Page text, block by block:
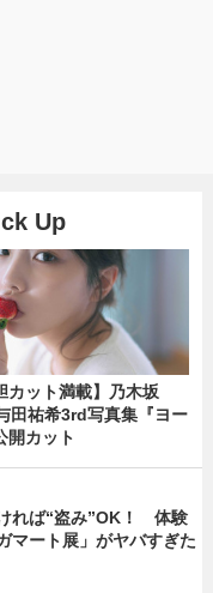
Up
カット満載】乃木坂
田祐希3rd写真集『ヨー
開カット
れば“盗み”OK！ 体験
マート展」がヤバすぎた